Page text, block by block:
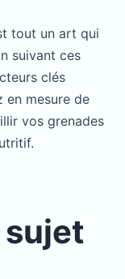
tout un art qui
suivant ces
clés
en mesure de
vos grenades
sujet